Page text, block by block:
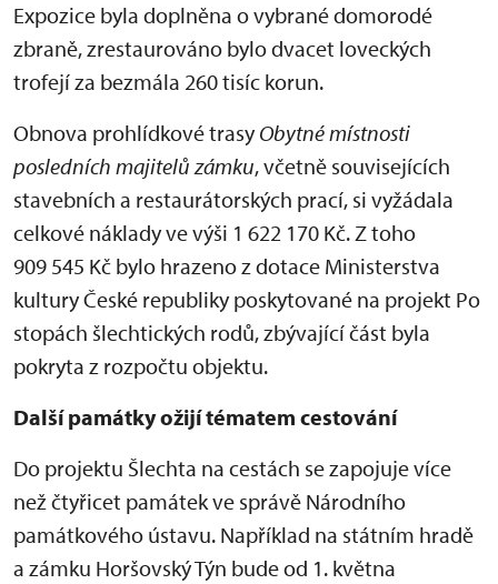
Expozice byla doplněna o vybrané domorodé
zbraně, zrestaurováno bylo dvacet loveckých
trofejí za bezmála 260 tisíc korun.
Obnova prohlídkové trasy Obytné místnosti
posledních majitelů zámku, včetně souvisejících
stavebních a restaurátorských prací, si vyžádala
celkové náklady ve výši 1 622 170 Kč. Z toho
909 545 Kč bylo hrazeno z dotace Ministerstva
kultury České republiky poskytované na projekt Po
stopách šlechtických rodů, zbývající část byla
pokryta z rozpočtu objektu.
Další památky ožijí tématem cestování
Do projektu Šlechta na cestách se zapojuje více
než čtyřicet památek ve správě Národního
památkového ústavu. Například na státním hradě
a zámku Horšovský Týn bude od 1. května